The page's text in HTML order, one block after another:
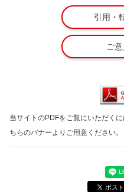
引用・
ご
当サイトのPDFをご覧にいただく
ちらのバナーよりご用意ください。